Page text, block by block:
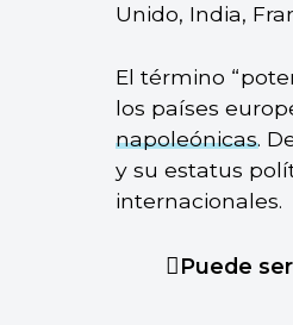
Unido, India,
El término
los países
napoleónicas.
y su estatus
internacionales.
Puede